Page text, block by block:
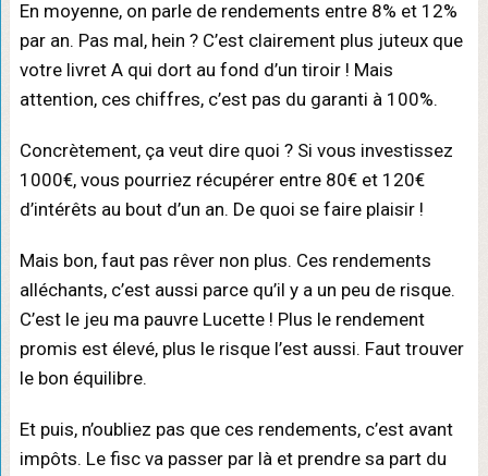
En moyenne, on parle de rendements entre 8% et 12%
par an. Pas mal, hein ? C’est clairement plus juteux que
votre livret A qui dort au fond d’un tiroir ! Mais
attention, ces chiffres, c’est pas du garanti à 100%.
Concrètement, ça veut dire quoi ? Si vous investissez
1000€, vous pourriez récupérer entre 80€ et 120€
d’intérêts au bout d’un an. De quoi se faire plaisir !
Mais bon, faut pas rêver non plus. Ces rendements
alléchants, c’est aussi parce qu’il y a un peu de risque.
C’est le jeu ma pauvre Lucette ! Plus le rendement
promis est élevé, plus le risque l’est aussi. Faut trouver
le bon équilibre.
Et puis, n’oubliez pas que ces rendements, c’est avant
impôts. Le fisc va passer par là et prendre sa part du